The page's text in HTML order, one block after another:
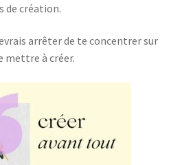
de création.
arrêter de te concentrer sur
mettre à créer.